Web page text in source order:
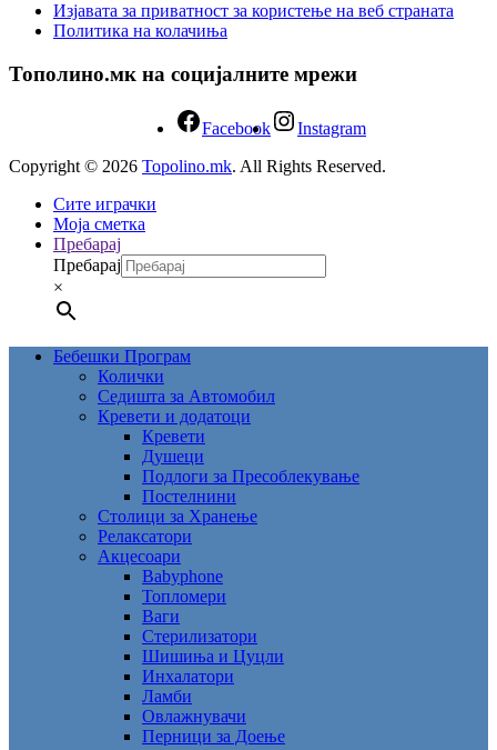
Изјавата за приватност за користење на веб страната
Политика на колачиња
Тополино.мк на социјалните мрежи
Facebook
Instagram
Copyright © 2026 Topolino.mk. All Rights Reserved.
Сите играчки
Моја сметка
Пребарај
Пребарај
×
Бебешки Програм
Колички
Седишта за Автомобил
Кревети и додатоци
Кревети
Душеци
Подлоги за Пресоблекување
Постелнини
Столици за Хранење
Релаксатори
Акцесоари
Babyphone
Топломери
Ваги
Стерилизатори
Шишиња и Цуцли
Инхалатори
Ламби
Овлажнувачи
Перници за Доење